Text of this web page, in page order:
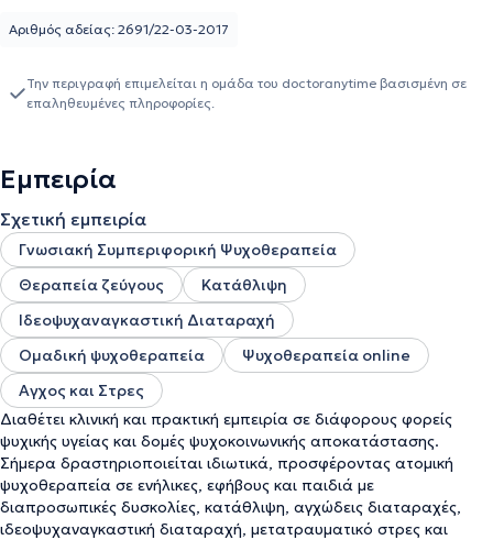
Αριθμός αδείας: 2691/22-03-2017
Την περιγραφή επιμελείται η ομάδα του doctoranytime βασισμένη σε
επαληθευμένες πληροφορίες.
Εμπειρία
Σχετική εμπειρία
Γνωσιακή Συμπεριφορική Ψυχοθεραπεία
Θεραπεία ζεύγους
Κατάθλιψη
Ιδεοψυχαναγκαστική Διαταραχή
Ομαδική ψυχοθεραπεία
Ψυχοθεραπεία online
Αγχος και Στρες
Διαθέτει κλινική και πρακτική εμπειρία σε διάφορους φορείς
ψυχικής υγείας και δομές ψυχοκοινωνικής αποκατάστασης.
Σήμερα δραστηριοποιείται ιδιωτικά, προσφέροντας ατομική
ψυχοθεραπεία σε ενήλικες, εφήβους και παιδιά με
διαπροσωπικές δυσκολίες, κατάθλιψη, αγχώδεις διαταραχές,
ιδεοψυχαναγκαστική διαταραχή, μετατραυματικό στρες και